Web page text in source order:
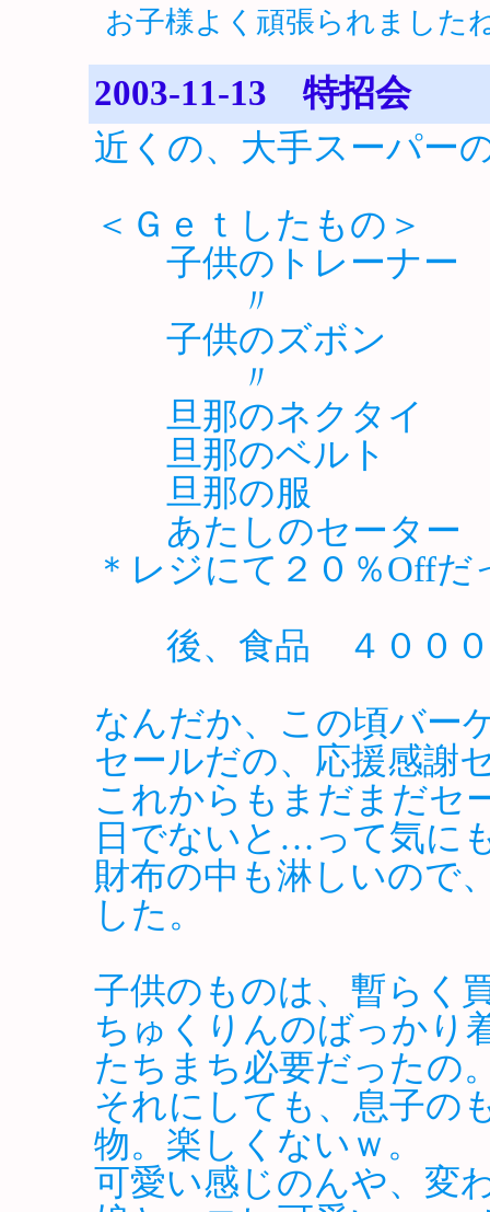
お子様よく頑張られました
2003-11-13 特招会
近くの、大手スーパー
＜Ｇｅｔしたもの＞
子供のトレーナー
〃 ２９０
子供のズボン １
〃 ３９０
旦那のネクタイ
旦那のベルト
旦那の服 ３
あたしのセー
＊レジにて２０％Offだ
後、食品 ４０００
なんだか、この頃バー
セールだの、応援感謝
これからもまだまだセ
日でないと…って気に
財布の中も淋しいので
した。
子供のものは、暫らく
ちゅくりんのばっかり
たちまち必要だったの
それにしても、息子の
物。楽しくないｗ。
可愛い感じのんや、変